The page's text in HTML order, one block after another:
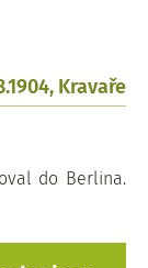
Kravaře
do Berlina.